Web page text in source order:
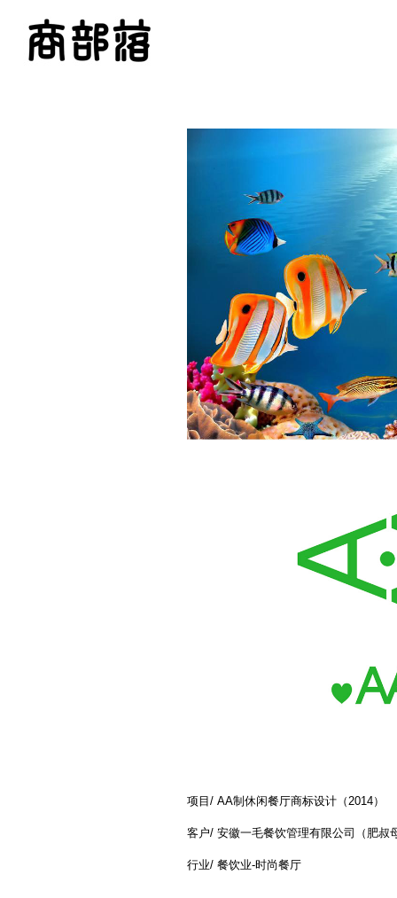
项目/ AA制休闲餐厅商标设计（2014）
客户/ 安徽一毛餐饮管理有限公司（肥叔
行业/ 餐饮业-时尚餐厅